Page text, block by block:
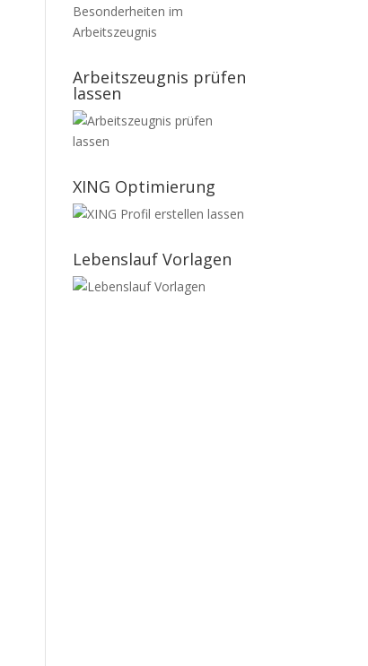
Besonderheiten im
Arbeitszeugnis
Arbeitszeugnis prüfen
lassen
XING Optimierung
Lebenslauf Vorlagen